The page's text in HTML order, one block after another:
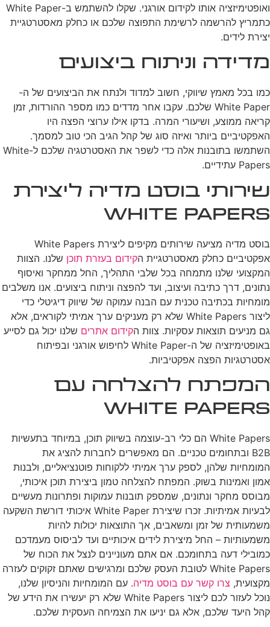
ואופטימיזציה אותו לקידום אורגני. שקלו להשתמש ב-White Paper
כתמריץ להרשמה לרשימת התפוצה שלכם או כחלק מאסטרטגיית
יצירת לידים.
מדידה וניתוח ביצועים
כמו בכל מאמץ שיווקי, חשוב למדוד ולנתח את הביצועים של ה-
White Paper שלכם. עקבו אחר מדדים כמו מספר ההורדות, זמן
קריאה ממוצע, ושיעורי המרה. בדקו אילו ערוצי הפצה היו
האפקטיביים ביותר ואיזה סוג של קהל הגיב הכי טוב למסמך.
השתמשו בתובנות אלה כדי לשפר את האסטרטגיה שלכם ל-White
Papers עתידיים.
שירותי בוסט מדיה ליצירת
White Papers
בוסט מדיה מציעה שירותים מקיפים ליצירת White Papers
אפקטיביים כחלק מאסטרטגיית הקידום בעזרת תוכן שלנו. הצוות
המקצועי שלנו מתמחה בכל שלבי התהליך, החל ממחקר ואיסוף
נתונים, דרך כתיבה ועיצוב, ועד להפצה וניתוח ביצועים. אנו משלבים
מומחיות בכתיבה טכנית עם הבנה עמוקה של שיווק דיגיטלי כדי
ליצור White Papers שלא רק מעניקים ערך אמיתי לקוראים, אלא
גם מניעים תוצאות עסקיות. צוות הקידום אתרים שלנו יכול גם לסייע
באופטימיזציה של ה-White Paper לחיפוש אורגני ובפיתוח
אסטרטגיות הפצה אפקטיביות.
המפתח להצלחה עם
White Papers
White Papers הם כלי רב-עוצמה בשיווק תוכן, במיוחד בתעשיות
B2B ובתחומים טכניים. הם מאפשרים לחברות להציג את
המומחיות שלהן, לספק ערך אמיתי ללקוחות פוטנציאליים, ולבנות
אמון ואמינות בשוק. המפתח להצלחה טמון ביצירת תוכן איכותי,
מבוסס מחקר ונתונים, שמספק תובנות עמוקות ופתרונות מעשיים
לבעיות אמיתיות. זכרו שיצירת White Paper איכותי דורשת השקעה
משמעותית של זמן ומשאבים, אך התוצאות יכולות להיות
משמעותיות – החל מיצירת לידים איכותיים ועד לביסוס מעמדכם
כמובילי דעה בתחומכם. אם אתם מעוניינים לנצל את הכוח של
White Papers לטובת העסק שלכם ומרגישים שאתם זקוקים לעזרה
מקצועית, צרו קשר עם בוסט מדיה. עם המומחיות והניסיון שלנו,
נוכל לעזור לכם ליצור White Papers שלא רק יעשירו את הידע של
קהל היעד שלכם, אלא גם יניעו את הצמיחה העסקית שלכם.